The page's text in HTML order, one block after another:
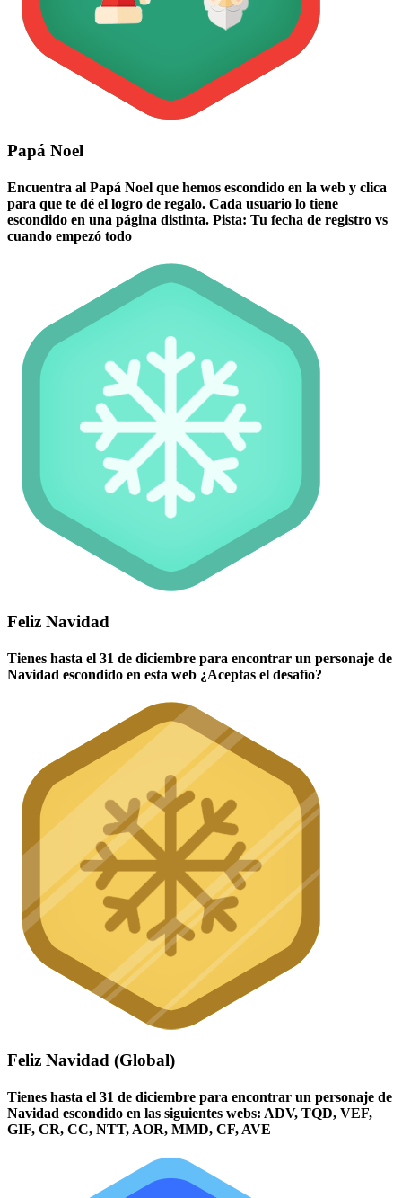
Papá Noel
Encuentra al Papá Noel que hemos escondido en la web y clica
para que te dé el logro de regalo. Cada usuario lo tiene
escondido en una página distinta. Pista: Tu fecha de registro vs
cuando empezó todo
Feliz Navidad
Tienes hasta el 31 de diciembre para encontrar un personaje de
Navidad escondido en esta web ¿Aceptas el desafío?
Feliz Navidad (Global)
Tienes hasta el 31 de diciembre para encontrar un personaje de
Navidad escondido en las siguientes webs: ADV, TQD, VEF,
GIF, CR, CC, NTT, AOR, MMD, CF, AVE